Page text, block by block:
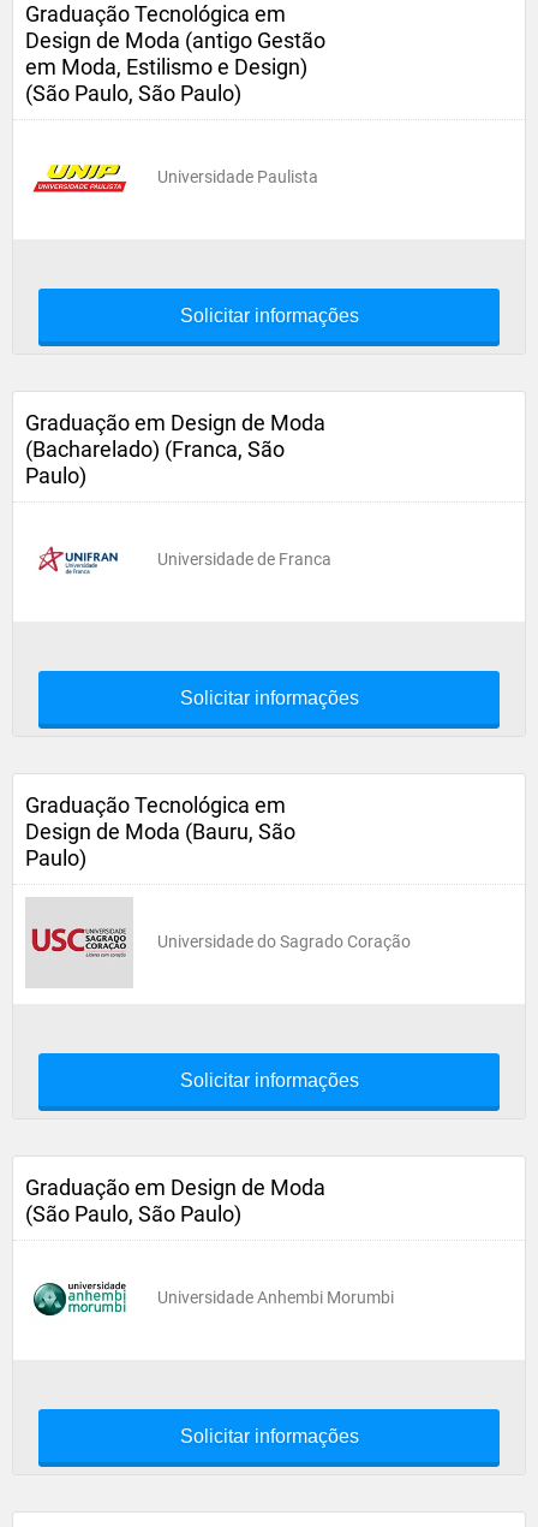
Graduação Tecnológica em
Design de Moda (antigo Gestão
em Moda, Estilismo e Design)
(São Paulo, São Paulo)
Universidade Paulista
Solicitar informações
Graduação em Design de Moda
(Bacharelado) (Franca, São
Paulo)
Universidade de Franca
Solicitar informações
Graduação Tecnológica em
Design de Moda (Bauru, São
Paulo)
Universidade do Sagrado Coração
Solicitar informações
Graduação em Design de Moda
(São Paulo, São Paulo)
Universidade Anhembi Morumbi
Solicitar informações